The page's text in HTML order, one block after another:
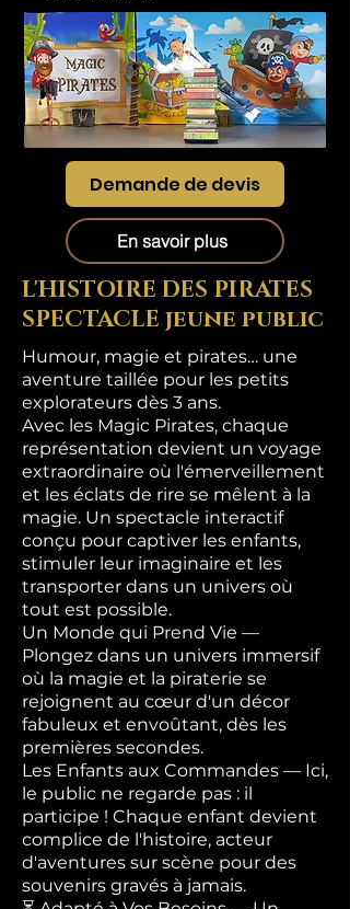
Demande de devis
En savoir plus
L'HISTOIRE DES PIRATES
SPECTACLE jeune public
Humour, magie et pirates… une
aventure taillée pour les petits
explorateurs dès 3 ans.
Avec les Magic Pirates, chaque
représentation devient un voyage
extraordinaire où l'émerveillement
et les éclats de rire se mêlent à la
magie. Un spectacle interactif
conçu pour captiver les enfants,
stimuler leur imaginaire et les
transporter dans un univers où
tout est possible.
Un Monde qui Prend Vie —
Plongez dans un univers immersif
où la magie et la piraterie se
rejoignent au cœur d'un décor
fabuleux et envoûtant, dès les
premières secondes.
Les Enfants aux Commandes — Ici,
le public ne regarde pas : il
participe ! Chaque enfant devient
complice de l'histoire, acteur
d'aventures sur scène pour des
souvenirs gravés à jamais.